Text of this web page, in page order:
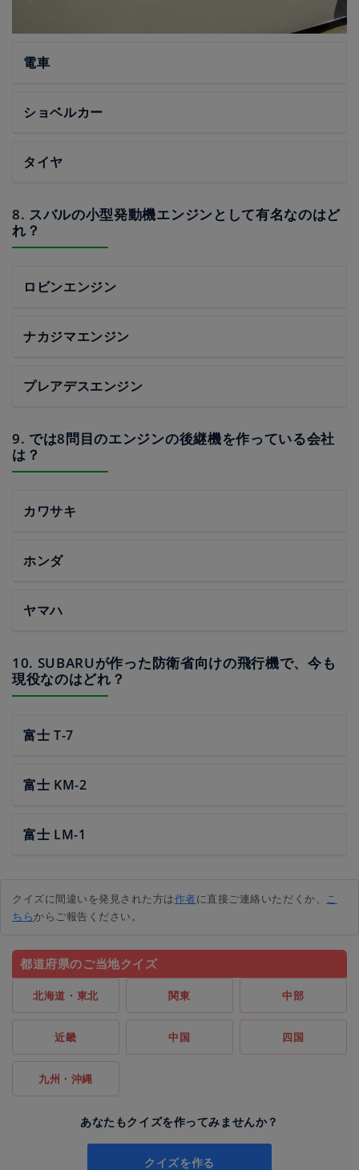
電車
ショベルカー
タイヤ
8. スバルの小型発動機エンジンとして有名なのはど
れ？
ロビンエンジン
ナカジマエンジン
プレアデスエンジン
9. では8問目のエンジンの後継機を作っている会社
は？
カワサキ
ホンダ
ヤマハ
10. SUBARUが作った防衛省向けの飛行機で、今も
現役なのはどれ？
富士 T-7
富士 KM-2
富士 LM-1
クイズに間違いを発見された方は作者に直接ご連絡いただくか、 こ
ちらからご報告ください。
都道府県のご当地クイズ
北海道・東北 関東 中部
近畿 中国 四国
九州・沖縄
あなたもクイズを作ってみませんか？
クイズを作る